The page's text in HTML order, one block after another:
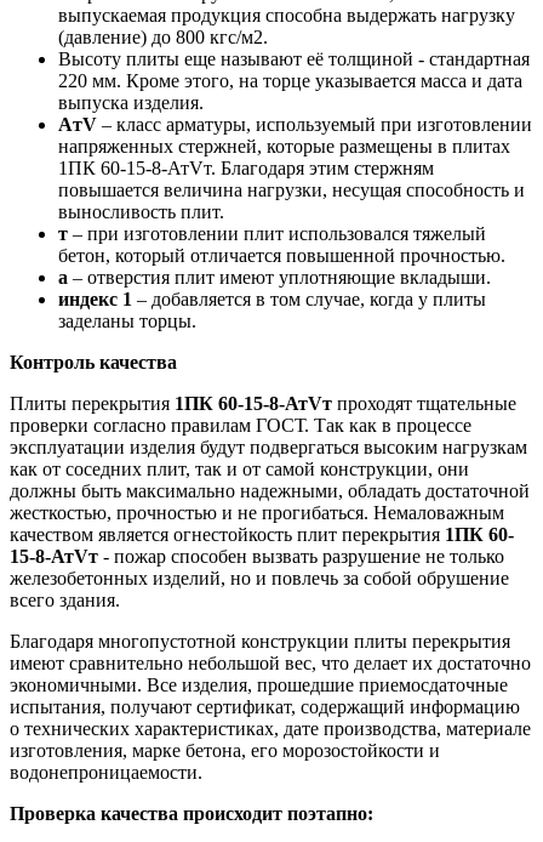
выпускаемая продукция способна выдержать нагрузку
(давление) до 800 кгс/м2.
Высоту плиты еще называют её толщиной - стандартная
220 мм. Кроме этого, на торце указывается масса и дата
выпуска изделия.
AтV – класс арматуры, используемый при изготовлении
напряженных стержней, которые размещены в плитах
1ПК 60-15-8-АтVт. Благодаря этим стержням
повышается величина нагрузки, несущая способность и
выносливость плит.
т – при изготовлении плит использовался тяжелый
бетон, который отличается повышенной прочностью.
а – отверстия плит имеют уплотняющие вкладыши.
индекс 1 – добавляется в том случае, когда у плиты
заделаны торцы.
Контроль качества
Плиты перекрытия 1ПК 60-15-8-АтVт проходят тщательные
проверки согласно правилам ГОСТ. Так как в процессе
эксплуатации изделия будут подвергаться высоким нагрузкам
как от соседних плит, так и от самой конструкции, они
должны быть максимально надежными, обладать достаточной
жесткостью, прочностью и не прогибаться. Немаловажным
качеством является огнестойкость плит перекрытия 1ПК 60-
15-8-АтVт - пожар способен вызвать разрушение не только
железобетонных изделий, но и повлечь за собой обрушение
всего здания.
Благодаря многопустотной конструкции плиты перекрытия
имеют сравнительно небольшой вес, что делает их достаточно
экономичными. Все изделия, прошедшие приемосдаточные
испытания, получают сертификат, содержащий информацию
о технических характеристиках, дате производства, материале
изготовления, марке бетона, его морозостойкости и
водонепроницаемости.
Проверка качества происходит поэтапно: